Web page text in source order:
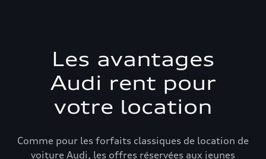
Les avantages
Audi rent pour
votre location
Comme pour les forfaits classiques de location de
voiture Audi, les offres réservées aux jeunes